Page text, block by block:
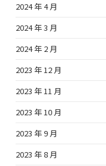
2024 年 4 月
2024 年 3 月
2024 年 2 月
2023 年 12 月
2023 年 11 月
2023 年 10 月
2023 年 9 月
2023 年 8 月